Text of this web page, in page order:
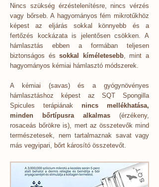
Nincs szükség érzéstelenítésre, nincs vérzés
vagy bőrseb. A hagyományos fém mikrotűkhöz
képest az eljárás sokkal könnyebb és a
fertőzés kockázata is jelentősen csökken. A
hámlasztás ebben a formában teljesen
biztonságos éssokkal kíméletesebb, mint a
hagyományos kémiai hámlasztó módszerek.
A kémiai (savas) és a gyógynövényes
hámlasztáshoz képest az SQT Spongilla
Spicules terápiának nincs mellékhatása,
minden bőrtípusra alkalmas (érzékeny,
rosaceás bőrökre is), mert az összetevők mind
természetesek, nem tartalmaznak savat vagy
más vegyipari, bőrt károsító összetevőt.